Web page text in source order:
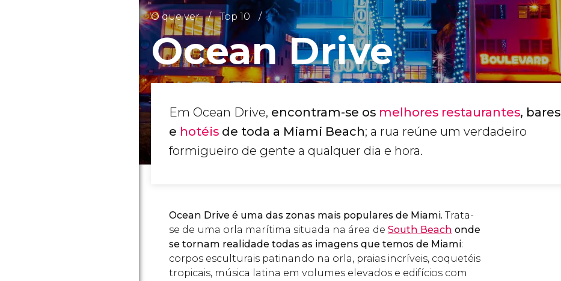
O que ver Top 10
Ocean Drive
Em Ocean Drive, encontram-se os melhores restaurantes, bares
e hotéis de toda a Miami Beach; a rua reúne um verdadeiro
formigueiro de gente a qualquer dia e hora.
Ocean Drive é uma das zonas mais populares de Miami. Trata-
se de uma orla marítima situada na área de South Beach onde
se tornam realidade todas as imagens que temos de Miami:
corpos esculturais patinando na orla, praias incríveis, coquetéis
tropicais, música latina em volumes elevados e edifícios com